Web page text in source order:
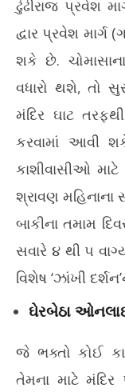
ઢુંઢીરાજ પ્રવેશ
દ્વાર પ્રવેશ માર્ગ
શકે છે.
વધારો થશે, તો
મંદિર ઘાટ
કરવામાં આવી
કાશીવાસીઓ
શ્રાવણ મહિનાના
બાકીના તમામ
સવારે ૪ થી ૫
વિશેષ ‘ઝાંખી
ઘેરબેઠા
જે ભક્તો કોઈ
તેમના માટે